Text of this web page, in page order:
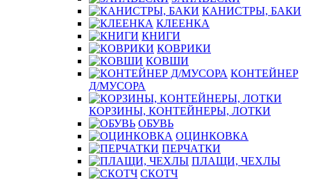
КАНИСТРЫ, БАКИ
КЛЕЕНКА
КНИГИ
КОВРИКИ
КОВШИ
КОНТЕЙНЕР
Д/МУСОРА
КОРЗИНЫ, КОНТЕЙНЕРЫ, ЛОТКИ
ОБУВЬ
ОЦИНКОВКА
ПЕРЧАТКИ
ПЛАЩИ, ЧЕХЛЫ
СКОТЧ